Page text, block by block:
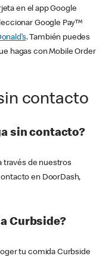
en el app Google
Google Pay™
. También puedes
hagas con Mobile Order
contacto
sin contacto?
través de nuestros
en DoorDash,
Curbside?
tu comida Curbside